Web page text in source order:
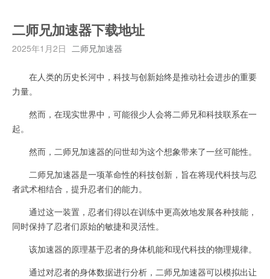
二师兄加速器下载地址
2025年1月2日 二师兄加速器
在人类的历史长河中，科技与创新始终是推动社会进步的重要
力量。
然而，在现实世界中，可能很少人会将二师兄和科技联系在一
起。
然而，二师兄加速器的问世却为这个想象带来了一丝可能性。
二师兄加速器是一项革命性的科技创新，旨在将现代科技与忍
者武术相结合，提升忍者们的能力。
通过这一装置，忍者们得以在训练中更高效地发展各种技能，
同时保持了忍者们原始的敏捷和灵活性。
该加速器的原理基于忍者的身体机能和现代科技的物理规律。
通过对忍者的身体数据进行分析，二师兄加速器可以模拟出让